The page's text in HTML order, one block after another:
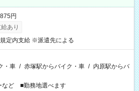
円
あり
定内支給 ※派遣先による
・車 / 赤塚駅からバイク・車 / 内原駅からバ
など ■勤務地選べます